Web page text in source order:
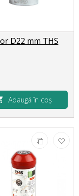
D22 mm THS
Adaugă în coș